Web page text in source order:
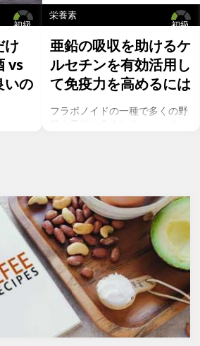
。さらに、内臓肉は、筋肉系の一般の肉
ミンが豊富なため、特定の栄養素が欠如
事で食べる量は定められておらず、食
束なし。好きな時に好きな量を食べる。
エットの考え方です。
初級
け
vs
いの
度数
イ
など
じで
そう
です
で
分け
に
うな
初級
栄養素
亜鉛の吸収を助けるケ
ルセチンを有効活用し
て免疫力を高めるには
フラボノイドの一種で多くの野
菜や果物に含まれるケルセチ
まれるケルセチンが、血中コレ
ステロールを値を抑え心臓病の
リスクを軽減するということを
お伝えしましたが、ケルセチン
には抗菌抗ウィルス作用があり
ウイルスとの闘いを促進する可
能性があると言われています。
また、免疫力の維持に重要な働
きを持つ亜鉛との相乗効果もあ
ると考えられています。今回
は、このケルセチンの健康効果